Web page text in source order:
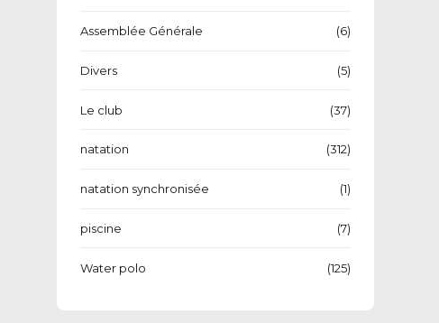
Assemblée Générale (6)
Divers (5)
Le club (37)
natation (312)
natation synchronisée (1)
piscine (7)
Water polo (125)